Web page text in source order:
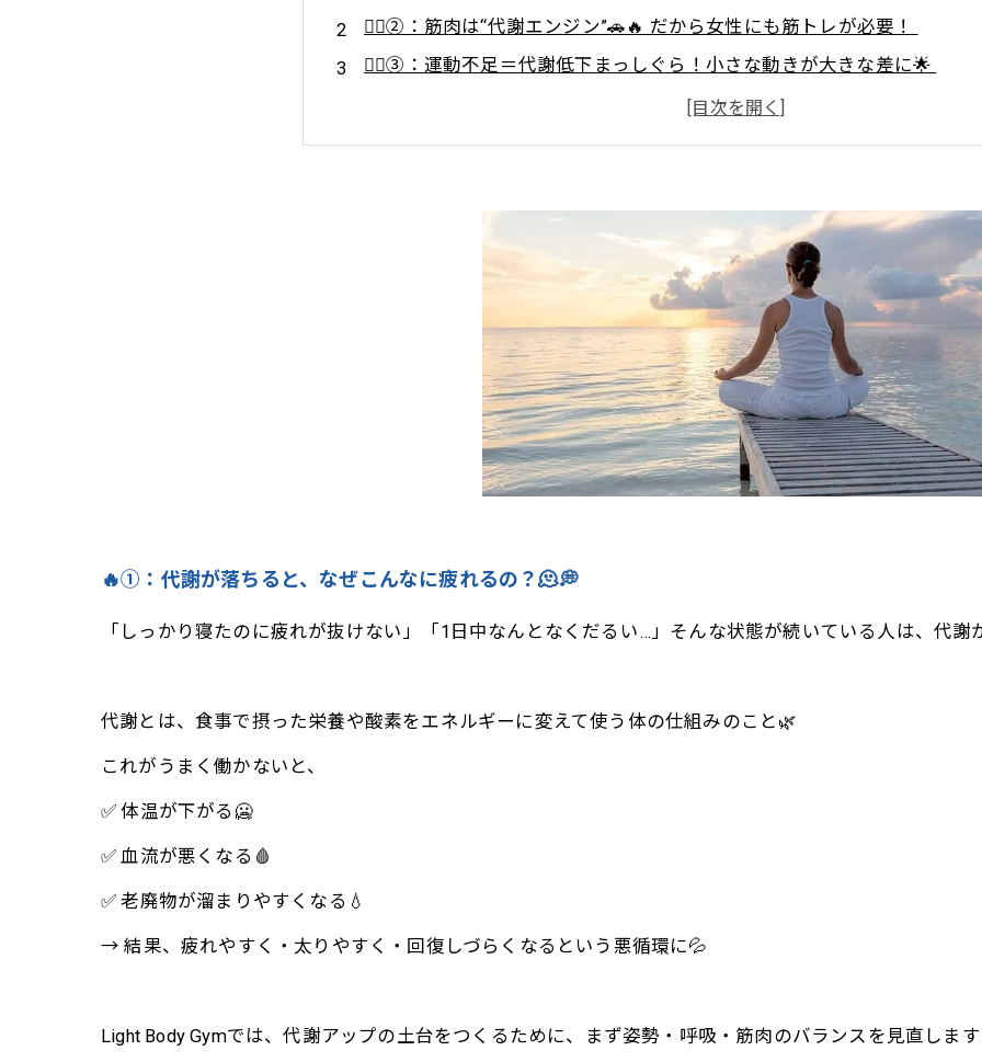
🧘‍♀️②：筋肉は“代謝エンジン”🚗🔥 だから女性にも筋トレが必要！
🚶‍♀️③：運動不足＝代謝低下まっしぐら！小さな動きが大きな差に🌟
🧊④：冷え・むくみ…“体のサイン”を放っておかないで⚠️❄️
😴⑤：睡眠不足は“代謝の敵”⁉️寝るだけで代謝が上がるってホント？
💪Light Body Gymで理想のボディへ！ 効率的に引き締めるパーソナ
🔥①：代謝が落ちると、なぜこんなに疲れるの？🫠💭
「しっかり寝たのに疲れが抜けない」「1日中なんとなくだるい…」そんな状態が続いている人は、代
代謝とは、食事で摂った栄養や酸素をエネルギーに変えて使う体の仕組みのこと🌿
これがうまく働かないと、
✅ 体温が下がる🥶
✅ 血流が悪くなる🩸
✅ 老廃物が溜まりやすくなる💧
→ 結果、疲れやすく・太りやすく・回復しづらくなるという悪循環に💦
Light Body Gymでは、代謝アップの土台をつくるために、まず姿勢・呼吸・筋肉のバランスを見直します